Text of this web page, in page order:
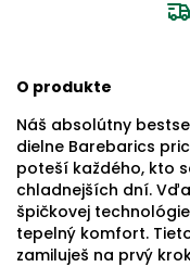
O produkte
Náš absolútny
dielne Barebarics
poteší každého, kto
chladnejších dní.
špičkovej
tepelný komfort.
zamiluješ na prvý